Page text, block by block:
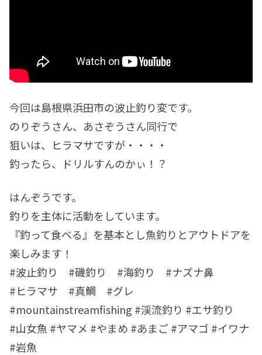
今回は島根県浜田市の波止釣り変です。
のりぞうさん、あさぞうさん同行で
狙いは、ヒラマサですが・・・・
釣ったら、ドリルすんのかぃ！？
はんぞうです。
釣りを主体に活動をしています。
『釣って食べる』を基本とし魚釣りとアウトドアを
楽しみます！
#波止釣り #磯釣り #海釣り #ナズナ鼻
#ヒラマサ #真鯛 #グレ
#mountainstreamfishing #渓流釣り #エサ釣り
#山女魚 #ヤマメ #やまめ #あまご #アマゴ #イワナ
#岩魚